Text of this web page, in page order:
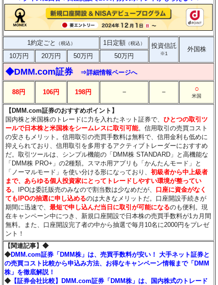
1約定ごと （税込） 1日定額 （税込） 投資信託
※1
外国株
10万円
20万円 50万円 50万円
◆DMM.com証券 ⇒詳細情報ページへ
88円 106円 198円 － － ○
米国
【DMM.com証券のおすすめポイント】
国内株と米国株のトレードに力を入れたネット証券で、ひとつの取引ツ
ールで日本株と米国株をシームレスに取引可能。信用取引の売買コスト
の安さもメリット。信用取引の売買手数料は無料で、信用金利も低めに
抑えられており、信用取引を多用するアクティブトレーダーにおすすめ
だ。取引ツールは、シンプル機能の「DMM株 STANDARD」と高機能な
「DMM株 PRO+」の2種類。スマホ用アプリも「かんたんモード」と
「ノーマルモード」を使い分ける形になっており、初級者から中上級者
まで、あらゆる個人投資家にとってトレードしやすい環境が整ってい
る 。IPOは委託販売のみなので割当数は少なめだが、 口座に資金がなく
てもIPOの抽選に申し込めるのは大きなメリットだ。口座開設手続きが
期間に迅速で、最短で申し込んだ当日に取引が可能になるのも便利。現
在キャンペーン中につき、新規口座開設で日本株の売買手数料が1カ月間
無料。また、口座開設完了者の中から抽選で毎月10名に2000円をプレゼ
ント！
【関連記事】◆
◆DMM.com証券「DMM株」は、売買手数料が安い！ 大手ネット証券と
の売買コスト比較から申込み方法、お得なキャンペーン情報まで「DMM
株」を徹底解説！
◆ 【証券会社比較】DMM.com証券「DMM株」は、国内株式のトレード